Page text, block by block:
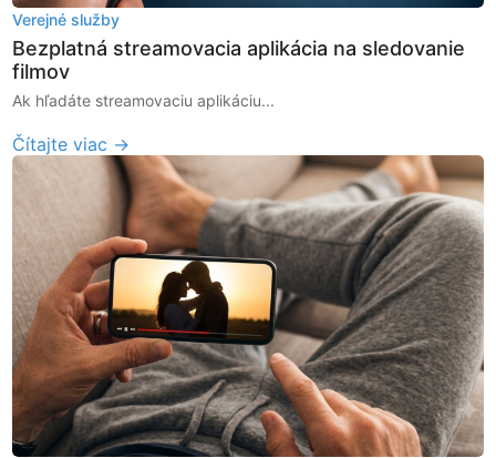
Verejné služby
Bezplatná streamovacia aplikácia na sledovanie
filmov
Ak hľadáte streamovaciu aplikáciu...
Čítajte viac →